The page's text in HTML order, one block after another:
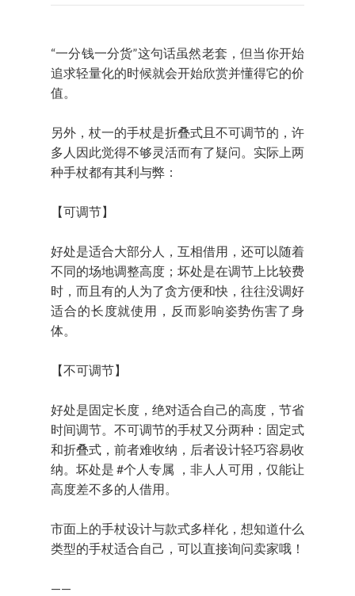
“一分钱一分货”这句话虽然老套，但当你开始
追求轻量化的时候就会开始欣赏并懂得它的价
值。
另外，杖一的手杖是折叠式且不可调节的，许
多人因此觉得不够灵活而有了疑问。实际上两
种手杖都有其利与弊：
【可调节】
好处是适合大部分人，互相借用，还可以随着
不同的场地调整高度；坏处是在调节上比较费
时，而且有的人为了贪方便和快，往往没调好
适合的长度就使用，反而影响姿势伤害了身
体。
【不可调节】
好处是固定长度，绝对适合自己的高度，节省
时间调节。不可调节的手杖又分两种：固定式
和折叠式，前者难收纳，后者设计轻巧容易收
纳。坏处是 #个人专属 ，非人人可用，仅能让
高度差不多的人借用。
市面上的手杖设计与款式多样化，想知道什么
类型的手杖适合自己，可以直接询问卖家哦！
——